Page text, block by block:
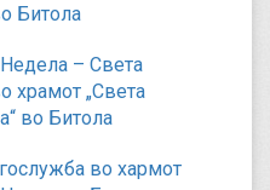
Битола
– Света
храмот „Света
во Битола
во хармот